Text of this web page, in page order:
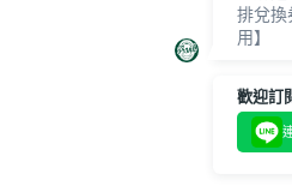
排兌
用】
歡迎訂